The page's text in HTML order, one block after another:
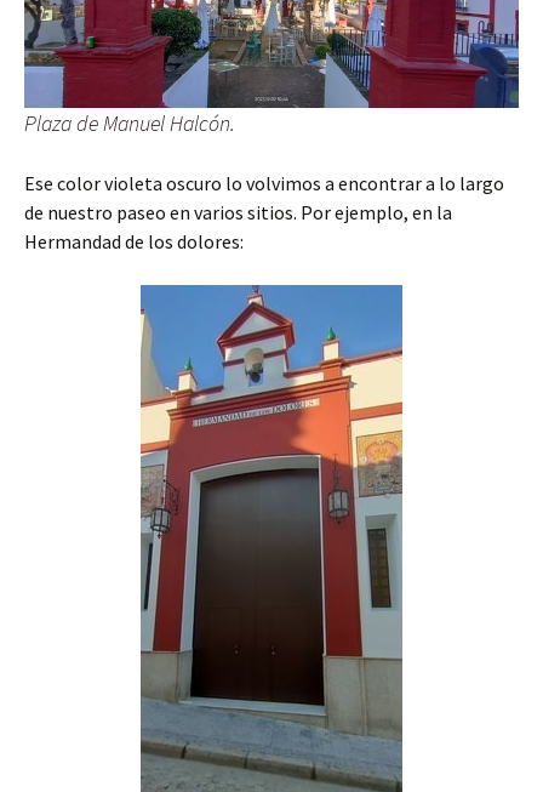
Plaza de Manuel Halcón.
Ese color violeta oscuro lo volvimos a encontrar a lo largo
de nuestro paseo en varios sitios. Por ejemplo, en la
Hermandad de los dolores: